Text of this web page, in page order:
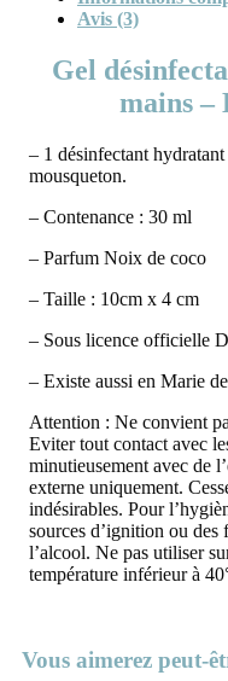
Avis (3)
Gel
mains –
– 1 désinfectant
mousqueton.
– Contenance : 30 ml
– Parfum Noix de coco
– Taille : 10cm x 4 cm
– Sous licence officielle
– Existe aussi en Marie
Attention : Ne convient
Eviter tout contact avec
minutieusement avec de
externe uniquement.
indésirables. Pour
sources d’ignition ou
l’alcool. Ne pas utiliser
température inférieur à
Vous aimerez peut-